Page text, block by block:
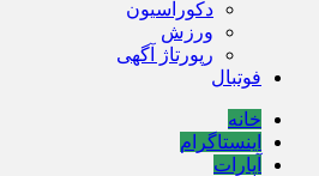
دکوراسیون
ورزش
رپورتاژ آگهی
فوتبال
خانه
اینستاگرام
آپارات